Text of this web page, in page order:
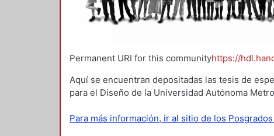
Permanent URI for this communityhttps://
Aquí se encuentran depositadas las tesis de
para el Diseño de la Universidad Autónoma
Para más información, ir al sitio de los